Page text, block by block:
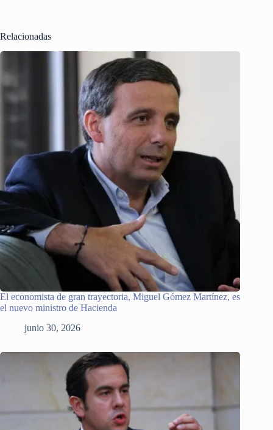
Relacionadas
El economista de gran trayectoria, Miguel Gómez Martínez, es
el nuevo ministro de Hacienda
junio 30, 2026